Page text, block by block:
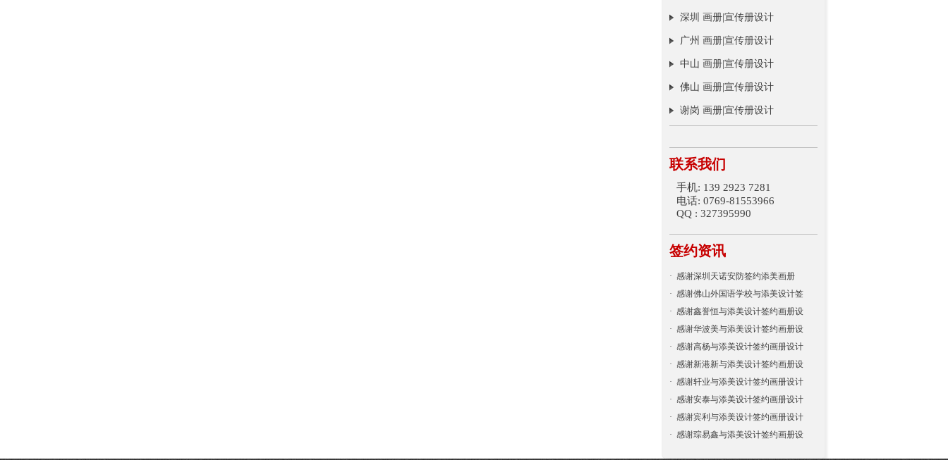
深圳 画册|宣传册设计
广州 画册|宣传册设计
中山 画册|宣传册设计
佛山 画册|宣传册设计
谢岗 画册|宣传册设计
联系我们
手机: 139 2923 7281
电话: 0769-81553966
QQ : 327395990
签约资讯
· 感谢深圳天诺安防签约添美画册
· 感谢佛山外国语学校与添美设计签
· 感谢鑫誉恒与添美设计签约画册设
· 感谢华波美与添美设计签约画册设
· 感谢高杨与添美设计签约画册设计
· 感谢新港新与添美设计签约画册设
· 感谢轩业与添美设计签约画册设计
· 感谢安泰与添美设计签约画册设计
· 感谢宾利与添美设计签约画册设计
· 感谢琮易鑫与添美设计签约画册设